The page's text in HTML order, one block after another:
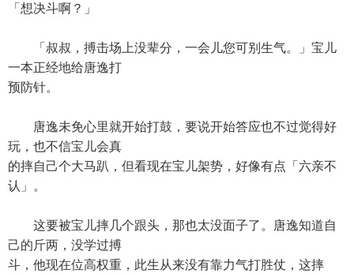
「想决斗啊？」
「叔叔，搏击场上没辈分，一会儿您可别生气。」宝儿
一本正经地给唐逸打
预防针。
唐逸未免心里就开始打鼓，要说开始答应也不过觉得好
玩，也不信宝儿会真
的摔自己个大马趴，但看现在宝儿架势，好像有点「六亲不
认」。
这要被宝儿摔几个跟头，那也太没面子了。唐逸知道自
己的斤两，没学过搏
斗，他现在位高权重，此生从来没有靠力气打胜仗，这摔